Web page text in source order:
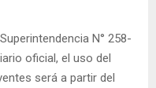
N° 258-
oficial, el uso del
será a partir del